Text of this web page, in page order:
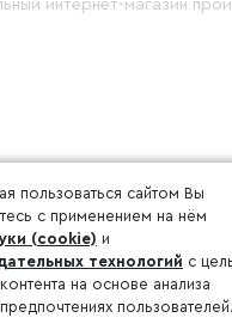
интернет-магазин
пользоваться сайтом Вы
с применением на нём
(cookie) и
технологий с
на основе анализа
пользователей.